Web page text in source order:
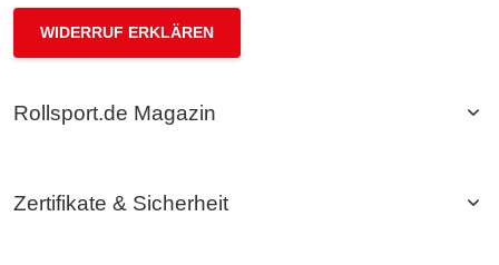
WIDERRUF ERKLÄREN
Rollsport.de Magazin
Zertifikate & Sicherheit